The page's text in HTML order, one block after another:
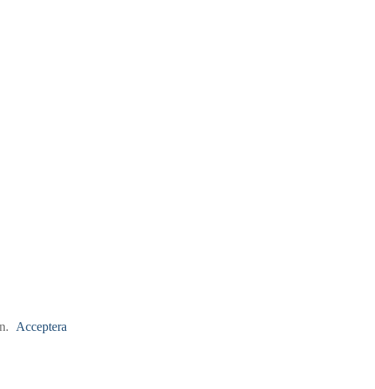
Acceptera